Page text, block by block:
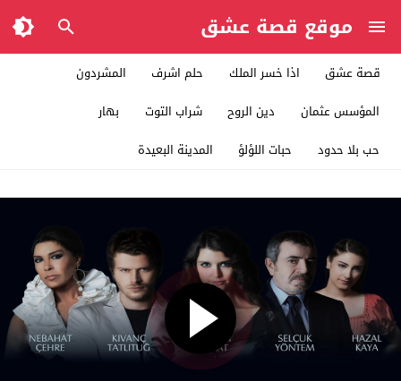
موقع قصة عشق
قصة عشق اذا خسر الملك حلم اشرف
المشردون
المؤسس عثمان
دين الروح شراب التوت
بهار
حب بلا حدود
حبات اللؤلؤ المدينة البعيدة